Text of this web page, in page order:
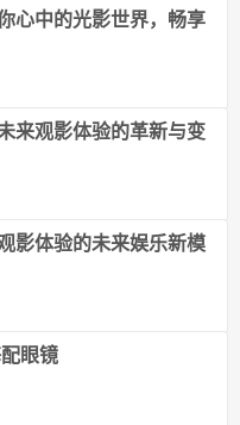
心中的光影世界，畅享
来观影体验的革新与变
影体验的未来娱乐新模
眼镜